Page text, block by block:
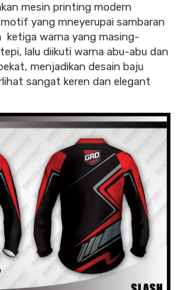
mesin printing modern
yang mneyerupai sambaran
ketiga warna yang masing-
lalu diikuti warna abu-abu dan
menjadikan desain baju
sangat keren dan elegant